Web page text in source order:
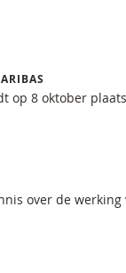
op 8 oktober
over de werking